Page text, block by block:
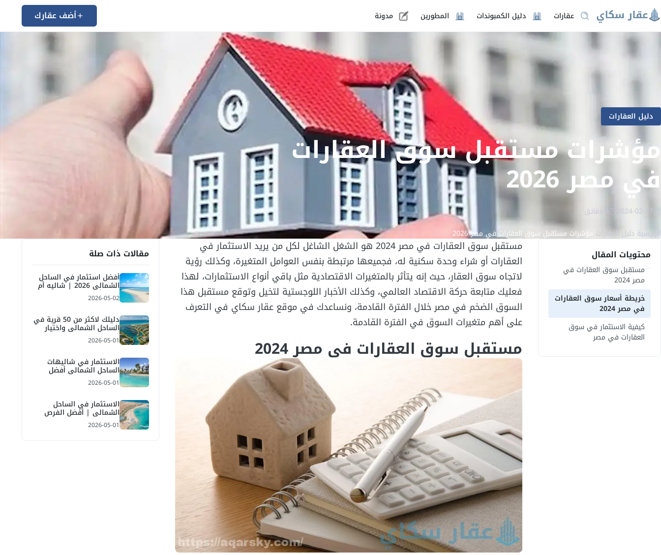
عقارات دليل الكمبوندات المطورين مدونة أضف عقارك
دليل العقارات
مؤشرات مستقبل سوق العقارات
في مصر 2026
2024-02-17
4 دقائق
الرئيسية دليل العقارات مؤشرات مستقبل سوق العقارات في مصر 2026
محتويات المقال
مستقبل سوق العقارات في
مصر 2024
خريطة أسعار سوق العقارات
في مصر 2024
كيفية الاستثمار في سوق
العقارات في مصر
مستقبل سوق العقارات في مصر 2024 هو الشغل الشاغل لكل من يريد الاستثمار في
العقارات أو شراء وحدة سكنية له، فجميعها مرتبطة بنفس العوامل المتغيرة، وكذلك رؤية
لاتجاه سوق العقار، حيث إنه يتأثر بالمتغيرات الاقتصادية مثل باقي أنواع الاستثمارات، لهذا
فعليك متابعة حركة الاقتصاد العالمي، وكذلك الأخبار اللوجستية لتخيل وتوقع مستقبل هذا
السوق الضخم في مصر خلال الفترة القادمة، ونساعدك في موقع عقار سكاي في التعرف
على أهم متغيرات السوق في الفترة القادمة.
مستقبل سوق العقارات في مصر 2024
مقالات ذات صلة
أفضل استثمار في الساحل
الشمالي 2026 | شاليه أم
فيلا وأهم المناطق
2026-05-02
دليلك لاكثر من 50 قرية في
الساحل الشمالي واختيار
أفضل قرية للاستثمار
والمصيف
2026-05-01
الاستثمار في شاليهات
الساحل الشمالي أفضل
الفرص والعائد 2026
2026-05-01
الاستثمار في الساحل
الشمالي | أفضل الفرص
العقارية والعائد المتوقع
2026
2026-05-01